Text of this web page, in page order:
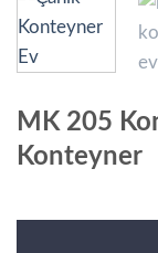
MK 205
Konteyner